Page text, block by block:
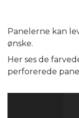
Panelerne kan
ønske.
Her ses de
perforerede